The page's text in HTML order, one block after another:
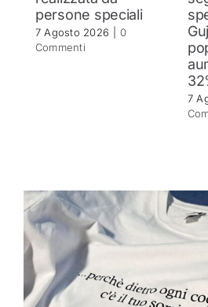
persone speciali
7 Agosto 2026
0
Commenti
7